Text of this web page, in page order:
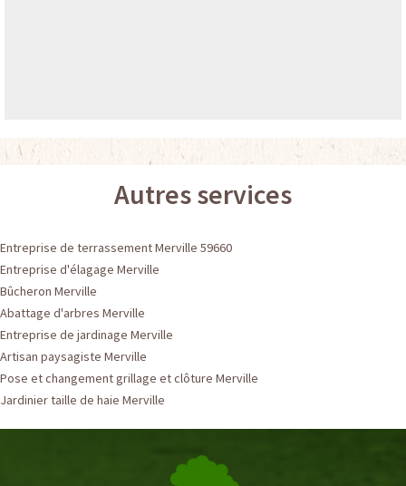
Autres services
Entreprise de terrassement Merville 59660
Entreprise d'élagage Merville
Bûcheron Merville
Abattage d'arbres Merville
Entreprise de jardinage Merville
Artisan paysagiste Merville
Pose et changement grillage et clôture Merville
Jardinier taille de haie Merville